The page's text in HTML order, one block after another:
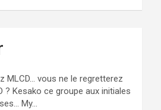
MLCD… vous ne le regretterez
? Kesako ce groupe aux initiales
My...